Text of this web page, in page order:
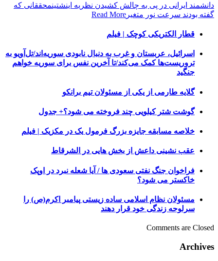
دانشمند ایرانی در پی به چالش کشیدن نظریه اینشتینمحققانی که
گفته بودند سرعت نور متغیر Read More
قطار الکتریکی کوچک | فیلم
اسرائیل، عربستان و غرب به دنبال نابودی سوریه‌اند/تل‌آویو به
تروریست‌ها کمک می‌کند/تا آخرین نفس برای سوریه خواهم
جنگید
گلایه طارمی از یکی از مسئولان تیم برانکو
گوشت شتر کیلویی چند فروخته می شود؟+ جدول
خلاصه مسابقه جایزه بزرگ فرمول یک در مکزیک | فیلم
عقب نشینی داعش از بخش هایی در الشرقاط
فراخوان جنگ نفتی سعودی ها / آیا شعله نبرد در اوپک
خاکستر می شود؟
مسئولان نظام اسلامی ساده زیستی پیامبر اکرم(ص) را
سرلوحه زندگی خود قرار دهند
Comments are Closed
Archives